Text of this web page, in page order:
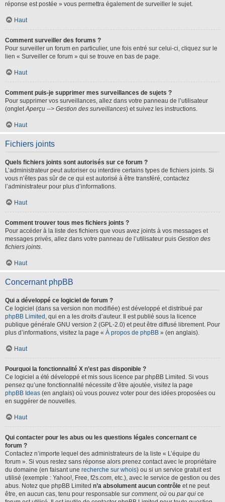
réponse est postée » vous permettra également de surveiller le sujet.
Haut
Comment surveiller des forums ?
Pour surveiller un forum en particulier, une fois entré sur celui-ci, cliquez sur le
lien « Surveiller ce forum » qui se trouve en bas de page.
Haut
Comment puis-je supprimer mes surveillances de sujets ?
Pour supprimer vos surveillances, allez dans votre panneau de l’utilisateur
(ongletAperçu --> Gestion des surveillances) et suivez les instructions.
Haut
Fichiers joints
Quels fichiers joints sont autorisés sur ce forum ?
L’administrateur peut autoriser ou interdire certains types de fichiers joints. Si
vous n’êtes pas sûr de ce qui est autorisé à être transféré, contactez
l’administrateur pour plus d’informations.
Haut
Comment trouver tous mes fichiers joints ?
Pour accéder à la liste des fichiers que vous avez joints à vos messages et
messages privés, allez dans votre panneau de l’utilisateur puis Gestion des
fichiers joints.
Haut
Concernant phpBB
Qui a développé ce logiciel de forum ?
Ce logiciel (dans sa version non modifiée) est développé et distribué par
phpBB Limited , qui en a les droits d’auteur. Il est publié sous la licence
publique générale GNU version 2 (GPL-2.0) et peut être diffusé librement. Pour
plus d’informations, visitez la page « À propos de phpBB » (en anglais).
Haut
Pourquoi la fonctionnalité X n’est pas disponible ?
Ce logiciel a été développé et mis sous licence par phpBB Limited. Si vous
pensez qu’une fonctionnalité nécessite d’être ajoutée, visitez la page
phpBB Ideas (en anglais) où vous pouvez voter pour des idées proposées ou
en suggérer de nouvelles.
Haut
Qui contacter pour les abus ou les questions légales concernant ce
forum ?
Contactez n’importe lequel des administrateurs de la liste « L’équipe du
forum ». Si vous restez sans réponse alors prenez contact avec le propriétaire
du domaine (en faisant une recherche sur whois) ou si un service gratuit est
utilisé (exemple : Yahoo!, Free, f2s.com, etc.), avec le service de gestion ou des
abus. Notez que phpBB Limited n’a absolument aucun contrôle et ne peut
être, en aucun cas, tenu pour responsable sur comment, où ou par qui ce